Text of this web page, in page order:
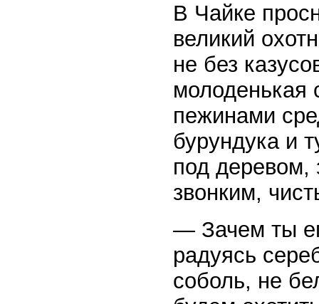
В Чайке
великий
не без
молоденькая
пежинами
бурундука и
под деревом,
звонким,
— Зачем ты
радуясь
соболь, не